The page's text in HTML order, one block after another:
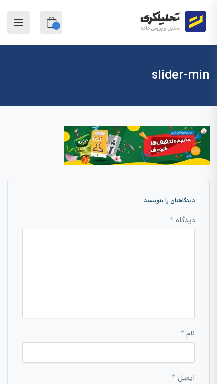
0
slider-min
دیدگاهتان را بنویسید
دیدگاه *
نام *
ایمیل *